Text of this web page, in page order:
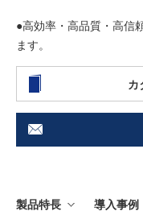
●高効率・高品質・高信
ます。
カ
製品特長 導入事例